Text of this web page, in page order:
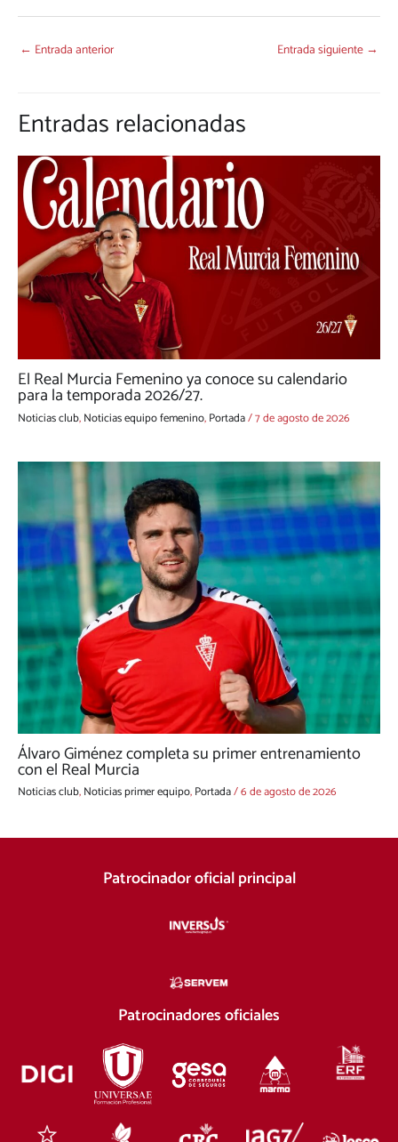
← Entrada anterior Entrada siguiente →
Entradas relacionadas
El Real Murcia Femenino ya conoce su calendario
para la temporada 2026/27.
Noticias club,Noticias equipo femenino,Portada/7 de agosto de 2026
Álvaro Giménez completa su primer entrenamiento
con el Real Murcia
Noticias club,Noticias primer equipo,Portada/6 de agosto de 2026
Patrocinador oficial principal
Patrocinadores oficiales